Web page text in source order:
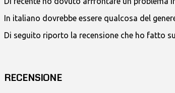
In italiano dovrebbe essere qualcosa del
Di seguito riporto la recensione che ho fatto
RECENSIONE